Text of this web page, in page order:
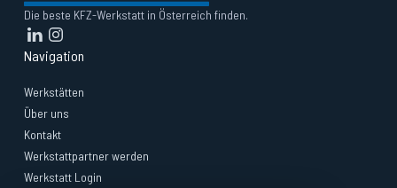
Die beste KFZ-Werkstatt in Österreich finden.
Navigation
Werkstätten
Über uns
Kontakt
Werkstattpartner werden
Werkstatt Login